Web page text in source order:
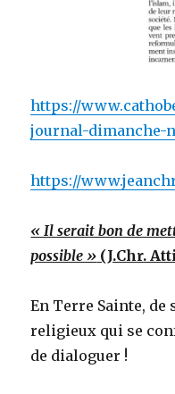
https://
journal-dimanche-
https://
« Il serait bon de
possible » (J.Chr.
En Terre Sainte,
religieux qui se
de dialoguer !